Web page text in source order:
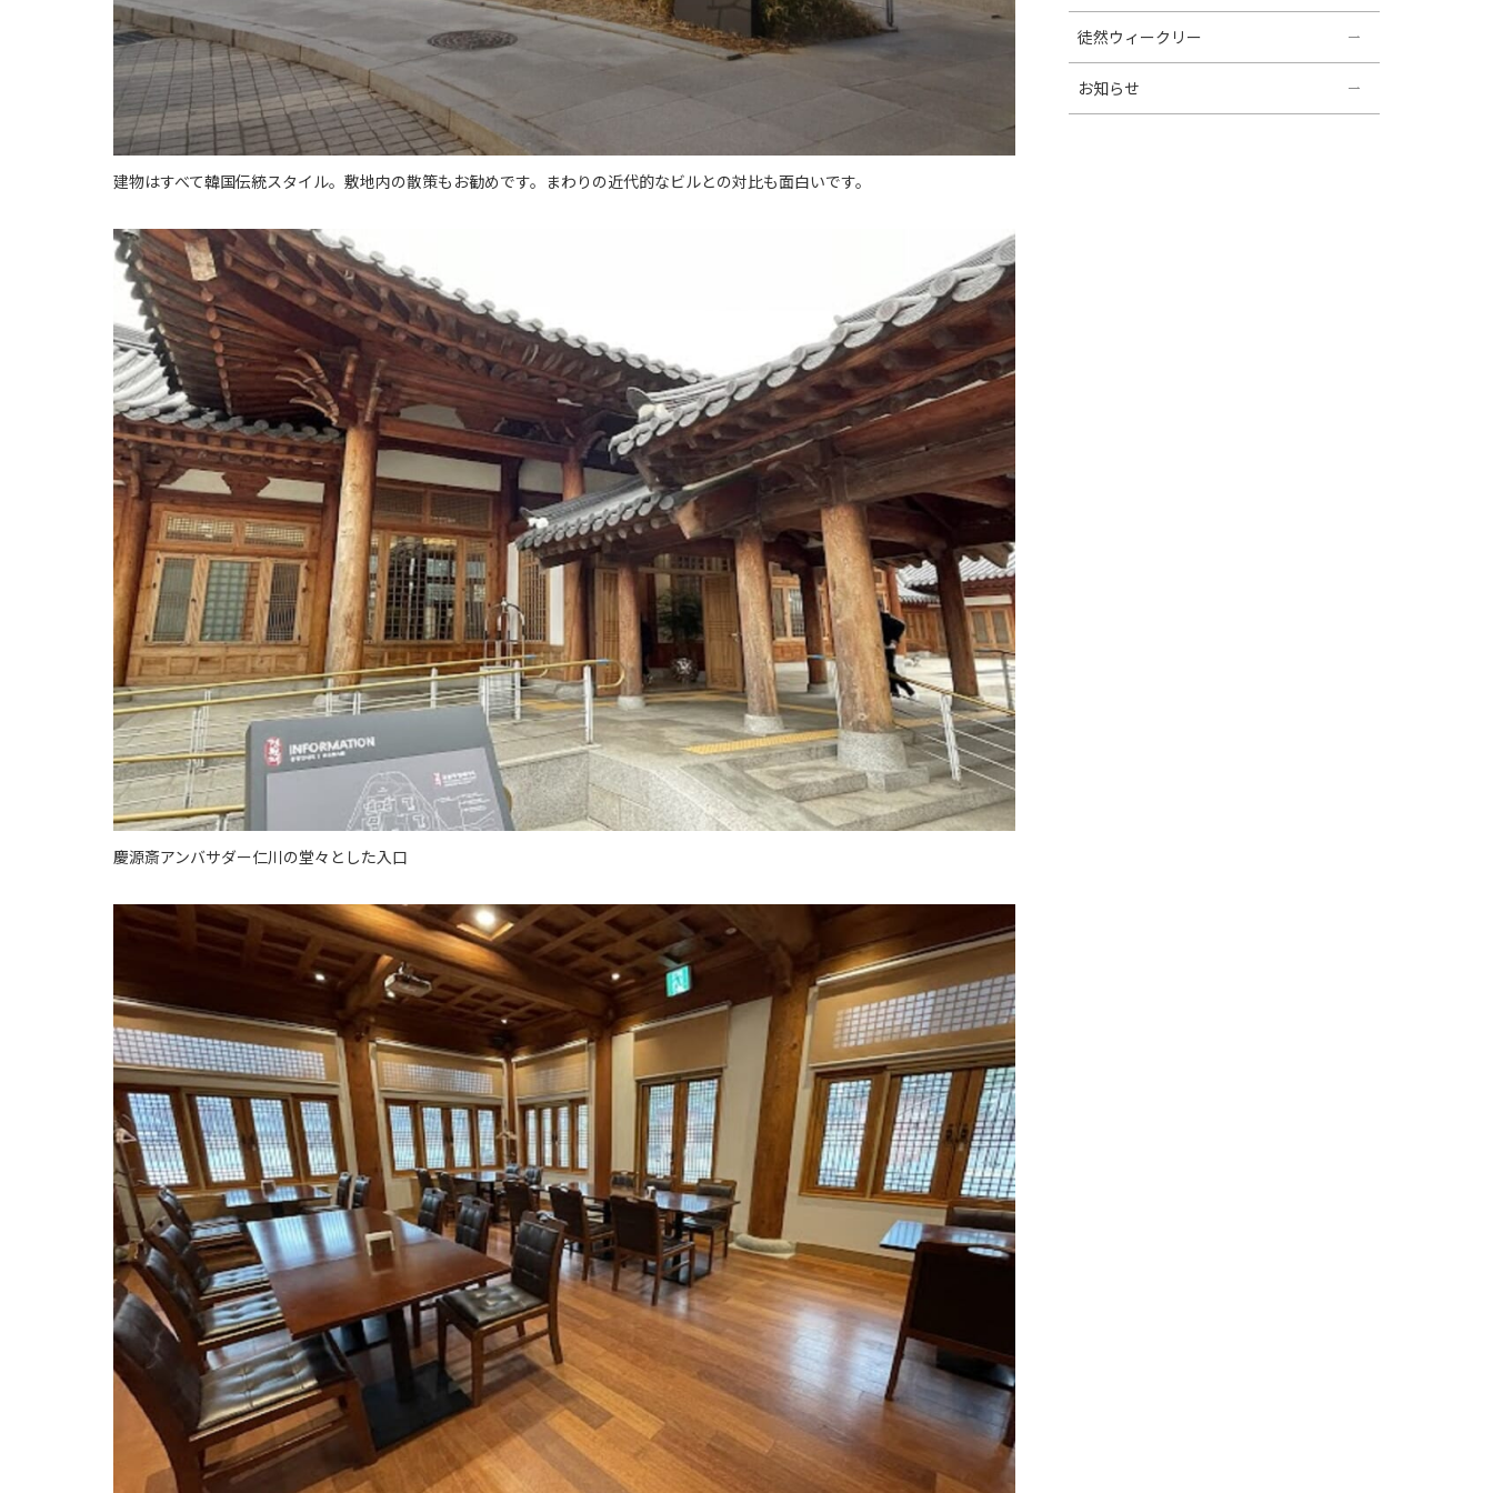
建物はすべて韓国伝統スタイル。敷地内の散策もお勧めです。まわりの近代的なビルとの対比も面白いです。
慶源斎アンバサダー仁川の堂々とした入口
徒然ウィークリー
お知らせ